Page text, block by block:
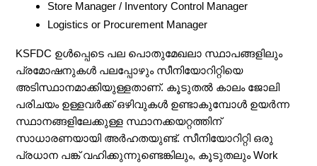
Store Manager / Inventory Control Manager
Logistics or Procurement Manager
KSFDC ഉൾപ്പെടെ പല പൊതുമേഖലാ സ്ഥാപങ്ങളിലും
പ്രമോഷനുകൾ പലപ്പോഴും സീനിയോറിറ്റിയെ
അടിസ്ഥാനമാക്കിയുള്ളതാണ്. കൂടുതൽ കാലം ജോലി
പരിചയം ഉള്ളവർക്ക് ഒഴിവുകൾ ഉണ്ടാകുമ്പോൾ ഉയർന്ന
സ്ഥാനങ്ങളിലേക്കുള്ള സ്ഥാനക്കയറ്റത്തിന്
സാധാരണയായി അർഹതയുണ്ട്. സീനിയോറിറ്റി ഒരു
പ്രധാന പങ്ക് വഹിക്കുന്നുണ്ടെങ്കിലും, കൂടുതലും Work